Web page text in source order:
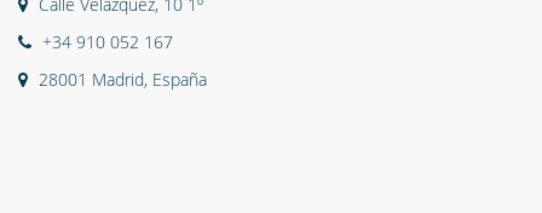
Calle Velázquez, 10 1º
+34 910 052 167
28001 Madrid, España